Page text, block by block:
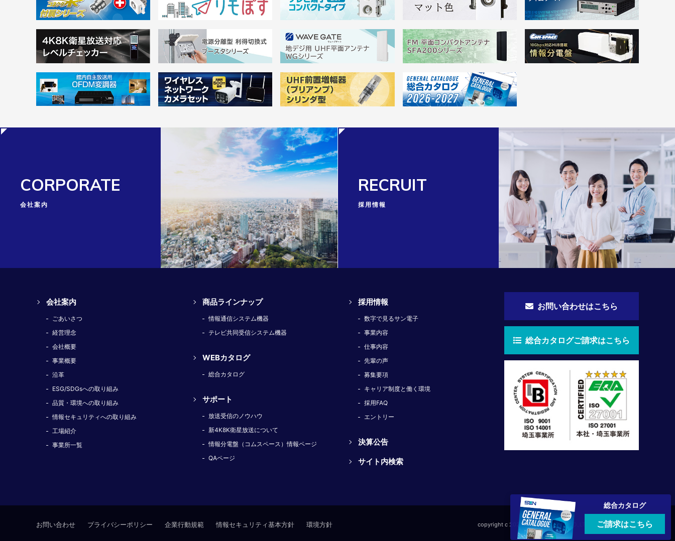
CORPORATE
会社案内
RECRUIT
採用情報
会社案内
ごあいさつ
経営理念
会社概要
事業概要
沿革
ESG/SDGsへの取り組み
品質・環境への取り組み
情報セキュリティへの取り組み
工場紹介
事業所一覧
商品ラインナップ
情報通信システム機器
テレビ共同受信システム機器
WEBカタログ
総合カタログ
サポート
放送受信のノウハウ
新4K8K衛星放送について
情報分電盤（コムスペース）情報ページ
QAページ
採用情報
数字で見るサン電子
事業内容
仕事内容
先輩の声
募集要項
キャリア制度と働く環境
採用FAQ
エントリー
決算公告
サイト内検索
お問い合わせはこちら
総合カタログご請求はこちら
お問い合わせ プライバシーポリシー 企業行動規範 情報セキュリティ基本方針 環境方針 copyright c 2026 SUN Electronics CO.,LTD All right Reserved.
総合カタログ
ご請求はこちら